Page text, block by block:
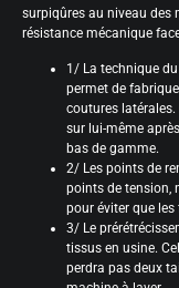
surpiqûres au niveau des
résistance mécanique
1/ La technique
permet de
coutures
sur lui-même
bas de gamme.
2/ Les points de
points de tension,
pour éviter que
3/ Le
tissus en usine.
perdra pas deux